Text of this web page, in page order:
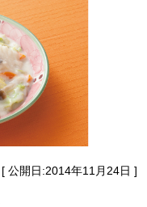
[ 公開日:2014年11月24日 ]